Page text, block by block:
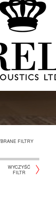
FILTRY
WYCZYŚĆ
FILTR